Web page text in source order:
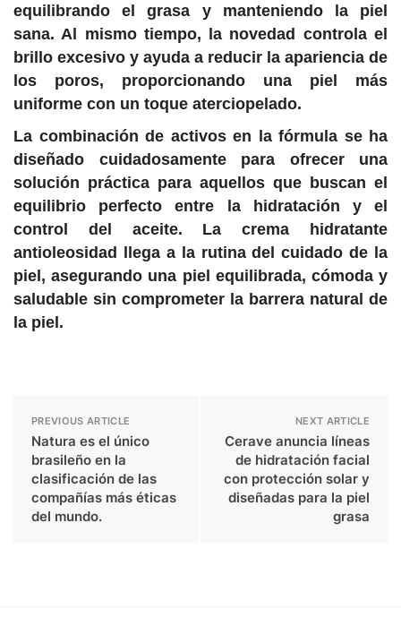
equilibrando el grasa y manteniendo la piel
sana. Al mismo tiempo, la novedad controla el
brillo excesivo y ayuda a reducir la apariencia de
los poros, proporcionando una piel más
uniforme con un toque aterciopelado.
La combinación de activos en la fórmula se ha
diseñado cuidadosamente para ofrecer una
solución práctica para aquellos que buscan el
equilibrio perfecto entre la hidratación y el
control del aceite. La crema hidratante
antioleosidad llega a la rutina del cuidado de la
piel, asegurando una piel equilibrada, cómoda y
saludable sin comprometer la barrera natural de
la piel.
PREVIOUS ARTICLE
Natura es el único
brasileño en la
clasificación de las
compañías más éticas
del mundo.
NEXT ARTICLE
Cerave anuncia líneas
de hidratación facial
con protección solar y
diseñadas para la piel
grasa